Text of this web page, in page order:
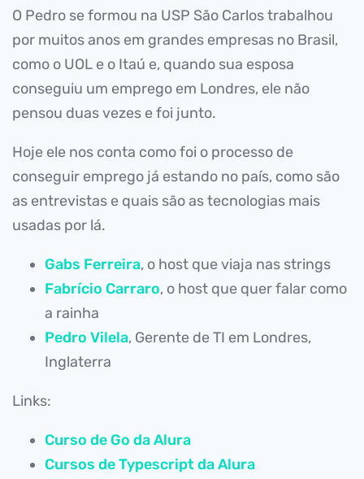
O Pedro se formou na USP São Carlos trabalhou
por muitos anos em grandes empresas no Brasil,
como o UOL e o Itaú e, quando sua esposa
conseguiu um emprego em Londres, ele não
pensou duas vezes e foi junto.
Hoje ele nos conta como foi o processo de
conseguir emprego já estando no país, como são
as entrevistas e quais são as tecnologias mais
usadas por lá.
Gabs Ferreira, o host que viaja nas strings
Fabrício Carraro, o host que quer falar como
a rainha
Pedro Vilela, Gerente de TI em Londres,
Inglaterra
Links:
Curso de Go da Alura
Cursos de Typescript da Alura